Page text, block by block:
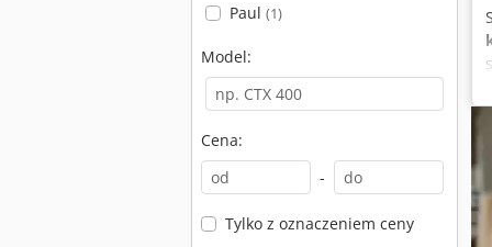
Paul (1)
Model:
Cena:
-
Tylko z oznaczeniem ceny